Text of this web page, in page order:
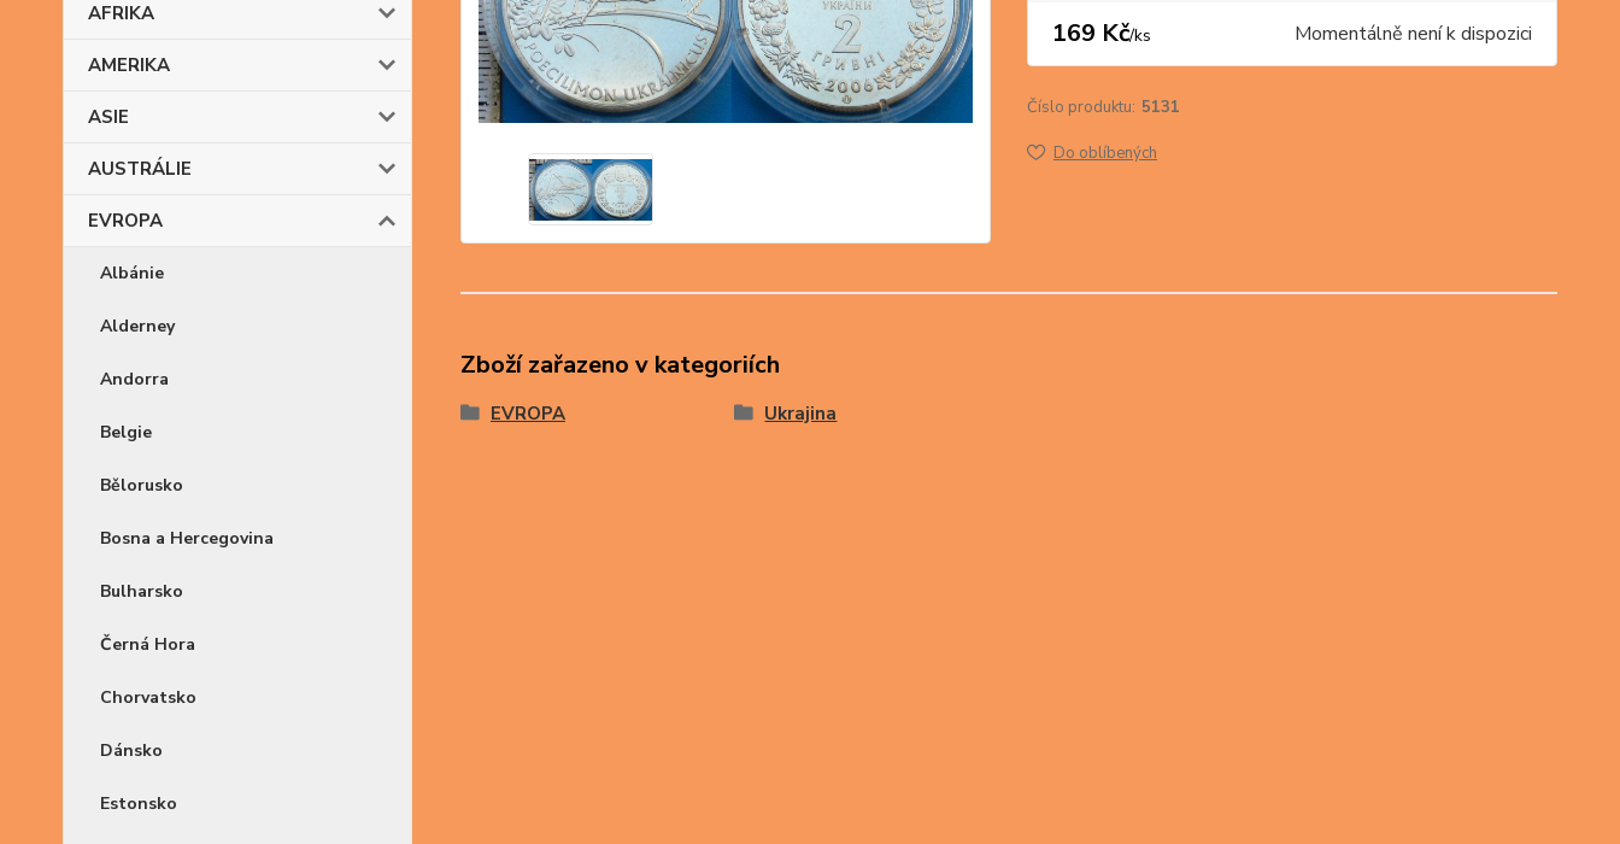
AFRIKA
AMERIKA
ASIE
AUSTRÁLIE
EVROPA
Albánie
Alderney
Andorra
Belgie
Bělorusko
Bosna a Hercegovina
Bulharsko
Černá Hora
Chorvatsko
Dánsko
Estonsko
169 Kč/ks Momentálně není k dispozici
Číslo produktu: 5131
Do oblíbených
Zboží zařazeno v kategoriích
EVROPA Ukrajina